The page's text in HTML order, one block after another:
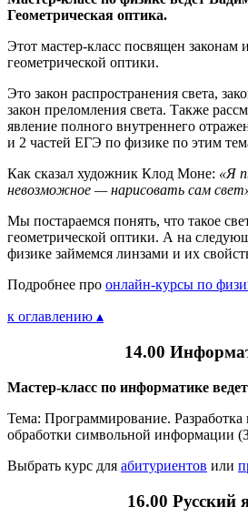
Геометрическая оптика.
Этот мастер-класс посвящен законам
геометрической оптики.
Это закон распространения света,
закон преломления света. Также
явление полного внутреннего
и 2 частей ЕГЭ по физике по этим
Как сказал художник Клод Моне: «Я
невозможное — нарисовать сам
Мы постараемся понять, что такое
геометрической оптики. А на
физике займемся линзами и их
Подробнее про онлайн-курсы по
к оглавлению ▴
14.00
Мастер-класс по информатике
Тема: Программирование.
обработки символьной информации
Выбрать курс для абитуриентов или
16.00 Русский